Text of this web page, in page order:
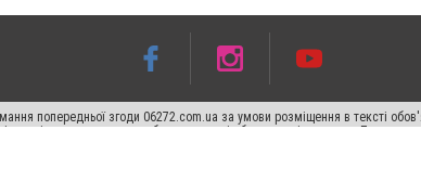
попередньої згоди 06272.com.ua за умови розміщення в тексті
статті не нижче другого абзацу в тексті або в якості джерела.